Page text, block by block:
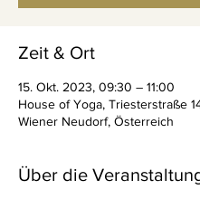
Zeit & Ort
15. Okt. 2023, 09:30 – 11:00
House of Yoga, Triesterstraße
Wiener Neudorf, Österreich
Über die